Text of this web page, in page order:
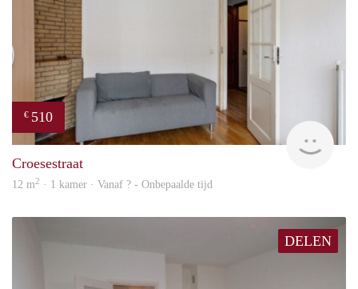
€ 510
Croesestraat
12 m2 · 1 kamer · Vanaf ? - Onbepaalde tijd
DELEN